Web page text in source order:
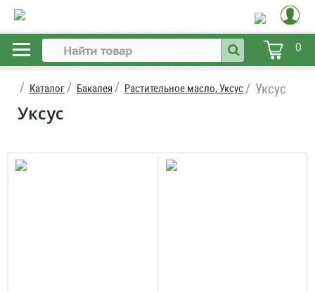
0
Каталог Бакалея Растительное масло, Уксус Уксус
Уксус